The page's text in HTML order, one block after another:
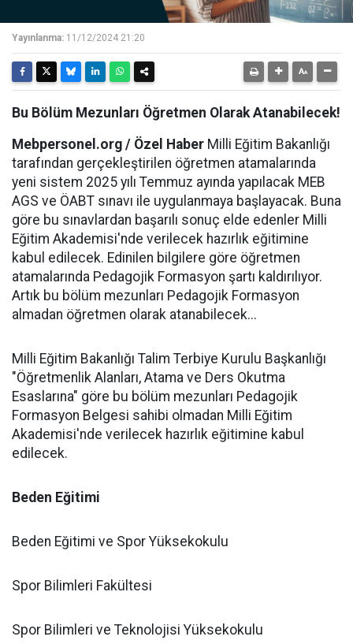
Yayınlanma: 11/12/2024 21:20
Bu Bölüm Mezunları Öğretmen Olarak Atanabilecek!
Mebpersonel.org / Özel Haber Milli Eğitim Bakanlığı
tarafından gerçekleştirilen öğretmen atamalarında
yeni sistem 2025 yılı Temmuz ayında yapılacak MEB
AGS ve ÖABT sınavı ile uygulanmaya başlayacak. Buna
göre bu sınavlardan başarılı sonuç elde edenler Milli
Eğitim Akademisi'nde verilecek hazırlık eğitimine
kabul edilecek. Edinilen bilgilere göre öğretmen
atamalarında Pedagojik Formasyon şartı kaldırılıyor.
Artık bu bölüm mezunları Pedagojik Formasyon
almadan öğretmen olarak atanabilecek...
Milli Eğitim Bakanlığı Talim Terbiye Kurulu Başkanlığı
"Öğretmenlik Alanları, Atama ve Ders Okutma
Esaslarına" göre bu bölüm mezunları Pedagojik
Formasyon Belgesi sahibi olmadan Milli Eğitim
Akademisi'nde verilecek hazırlık eğitimine kabul
edilecek.
Beden Eğitimi
Beden Eğitimi ve Spor Yüksekokulu
Spor Bilimleri Fakültesi
Spor Bilimleri ve Teknolojisi Yüksekokulu